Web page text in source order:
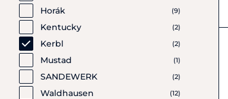
Horák (9)
Kentucky (2)
Kerbl (2)
Mustad (1)
SANDEWERK (2)
Waldhausen (12)